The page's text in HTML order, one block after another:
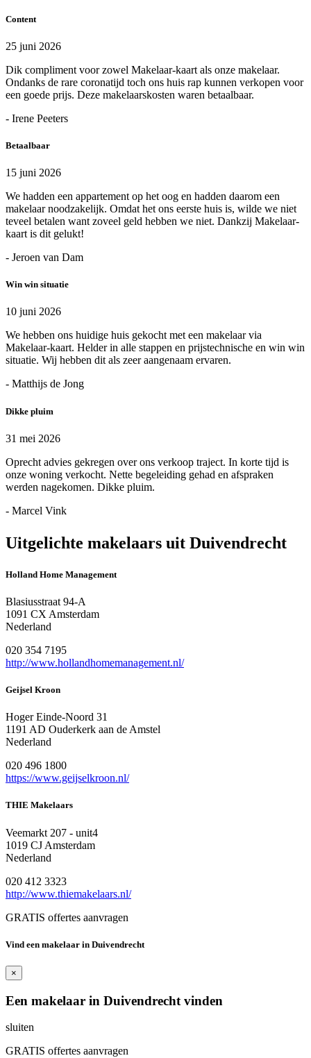
Content
25 juni 2026
Dik compliment voor zowel Makelaar-kaart als onze makelaar.
Ondanks de rare coronatijd toch ons huis rap kunnen verkopen voor
een goede prijs. Deze makelaarskosten waren betaalbaar.
- Irene Peeters
Betaalbaar
15 juni 2026
We hadden een appartement op het oog en hadden daarom een
makelaar noodzakelijk. Omdat het ons eerste huis is, wilde we niet
teveel betalen want zoveel geld hebben we niet. Dankzij Makelaar-
kaart is dit gelukt!
- Jeroen van Dam
Win win situatie
10 juni 2026
We hebben ons huidige huis gekocht met een makelaar via
Makelaar-kaart. Helder in alle stappen en prijstechnische en win win
situatie. Wij hebben dit als zeer aangenaam ervaren.
- Matthijs de Jong
Dikke pluim
31 mei 2026
Oprecht advies gekregen over ons verkoop traject. In korte tijd is
onze woning verkocht. Nette begeleiding gehad en afspraken
werden nagekomen. Dikke pluim.
- Marcel Vink
Uitgelichte makelaars uit Duivendrecht
Holland Home Management
Blasiusstraat 94-A
1091 CX Amsterdam
Nederland
020 354 7195
http://www.hollandhomemanagement.nl/
Geijsel Kroon
Hoger Einde-Noord 31
1191 AD Ouderkerk aan de Amstel
Nederland
020 496 1800
https://www.geijselkroon.nl/
THIE Makelaars
Veemarkt 207 - unit4
1019 CJ Amsterdam
Nederland
020 412 3323
http://www.thiemakelaars.nl/
GRATIS offertes aanvragen
Vind een makelaar in Duivendrecht
×
Een makelaar in Duivendrecht vinden
sluiten
GRATIS offertes aanvragen